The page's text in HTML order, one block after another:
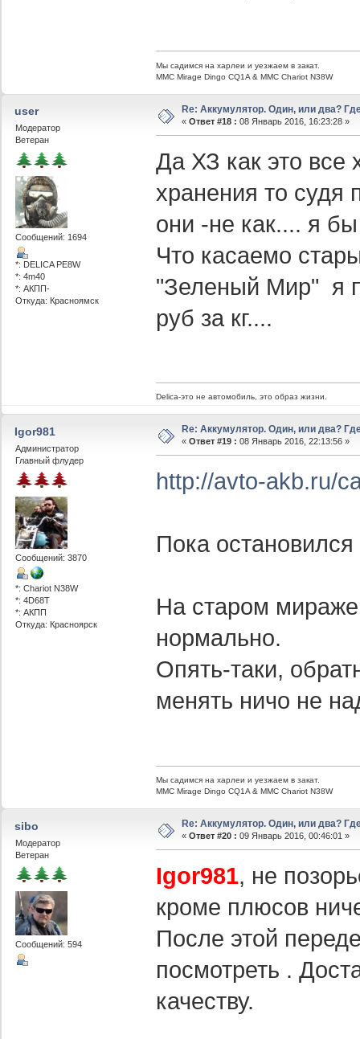
Мы садимся на харлеи и уезжаем в закат.
ММС Mirage Dingo CQ1A & MMC Chariot N38W
user
Модератор
Ветеран
Сообщений: 1694
*: DELICA PE8W
*: 4m40
*: АКПП-
Откуда: Красноямск
Re: Аккумулятор. Один, или два?
« Ответ #18 : 08 Январь 2016, 16:23:28 »
Да ХЗ как это все
хранения то судя
они -не как.... я
Что касаемо
"Зеленый Мир" я
руб за кг....
Delica-это не автомобиль, это образ жизни.
Igor981
Администратор
Главный флудер
Сообщений: 3870
*: Chariot N38W
*: 4D68T
*: АКПП
Откуда: Красноярск
Re: Аккумулятор. Один, или два?
« Ответ #19 : 08 Январь 2016, 22:13:56 »
http://avto-akb.ru/
Пока
На старом мираже
нормально.
Опять-таки,
менять ничо не
Мы садимся на харлеи и уезжаем в закат.
ММС Mirage Dingo CQ1A & MMC Chariot N38W
sibo
Модератор
Ветеран
Сообщений: 594
Re: Аккумулятор. Один, или два?
« Ответ #20 : 09 Январь 2016, 00:46:01 »
Igor981, не
кроме плюсов
После этой
посмотреть .
качеству.